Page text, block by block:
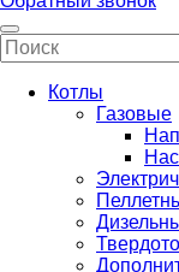
Котлы
Газовые